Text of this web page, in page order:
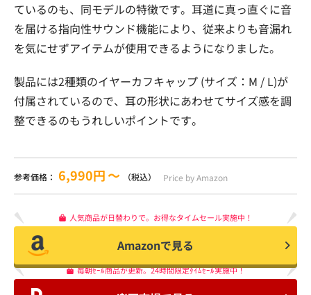
ているのも、同モデルの特徴です。耳道に真っ直ぐに音
を届ける指向性サウンド機能により、従来よりも音漏れ
を気にせずアイテムが使用できるようになりました。
製品には2種類のイヤーカフキャップ (サイズ：M / L)が
付属されているので、耳の形状にあわせてサイズ感を調
整できるのもうれしいポイントです。
参考価格： 6,990円〜 （税込） Price by Amazon
人気商品が日替わりで。お得なタイムセール実施中！
Amazonで見る
毎朝ｾｰﾙ商品が更新。24時間限定ﾀｲﾑｾｰﾙ実施中！